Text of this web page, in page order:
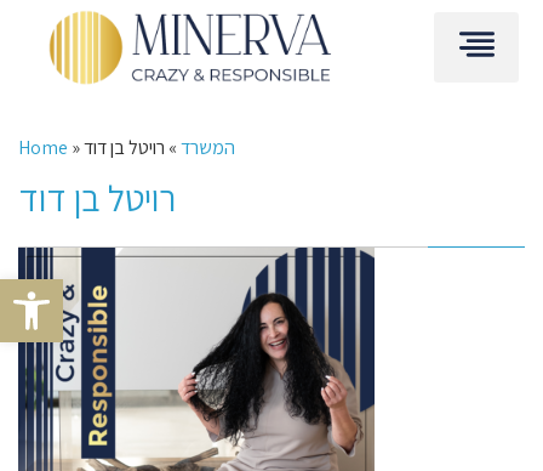
Open toolbar
Home » המשרד» רויטל בן דוד
רויטל בן דוד